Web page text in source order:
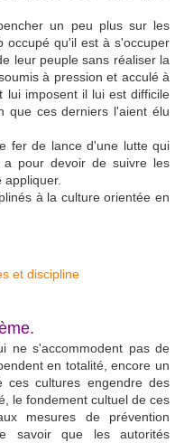
un peu plus sur les
occupé qu'il est à s'occuper
leur peuple sans réaliser la
à pression et acculé à
lui imposent il lui est difficile
que ces derniers l'aient élu
fer de lance d'une lutte qui
a pour devoir de suivre les
à la culture orientée en
ne s'accommodent pas de
en totalité, encore un
ces cultures engendre des
le fondement cultuel de ces
mesures de prévention
savoir que les autorités